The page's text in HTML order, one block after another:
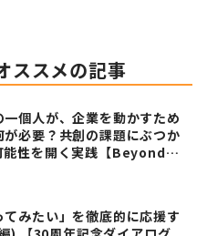
ススメの記事
一個人が、企業を動かすため
が必要？共創の課題にぶつか
能性を開く実践【Beyondカ
てみたい」を徹底的に応援す